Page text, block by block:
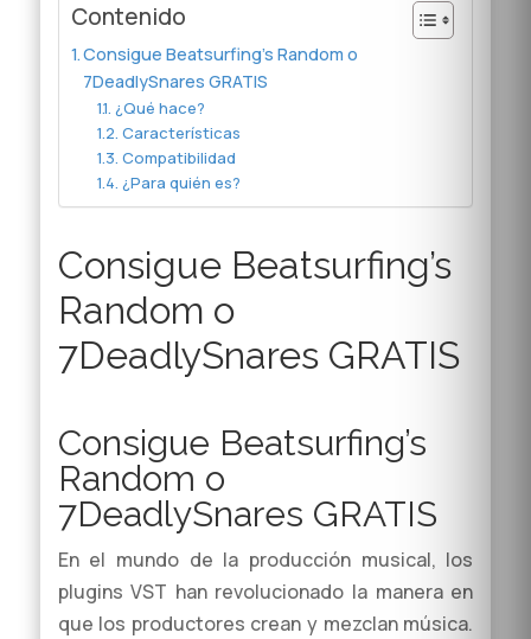
Contenido
Consigue Beatsurfing’s Random o
7DeadlySnares GRATIS
¿Qué hace?
Características
Compatibilidad
¿Para quién es?
Consigue Beatsurfing’s
Random o
7DeadlySnares GRATIS
Consigue Beatsurfing’s
Random o
7DeadlySnares GRATIS
En el mundo de la producción musical, los
plugins VST han revolucionado la manera en
que los productores crean y mezclan música.